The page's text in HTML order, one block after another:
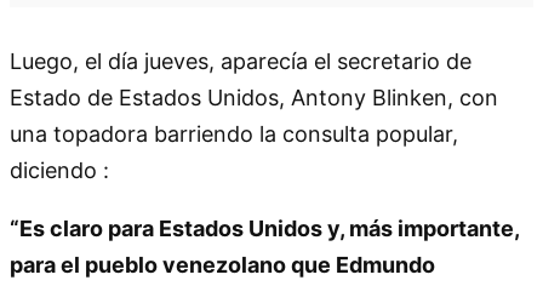
Luego, el día jueves, aparecía el secretario de
Estado de Estados Unidos, Antony Blinken, con
una topadora barriendo la consulta popular,
diciendo :
“Es claro para Estados Unidos y, más importante,
para el pueblo venezolano que Edmundo